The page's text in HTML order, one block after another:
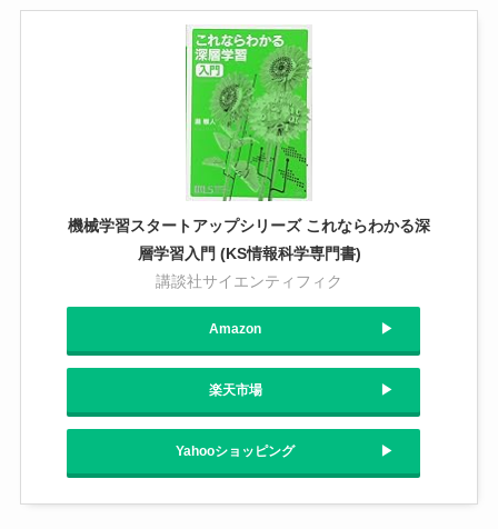
機械学習スタートアップシリーズ これならわかる深
層学習入門 (KS情報科学専門書)
講談社サイエンティフィク
Amazon
楽天市場
Yahooショッピング